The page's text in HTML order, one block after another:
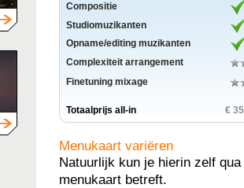
Compositie
Studiomuzikanten
Opname/editing muzikanten
Complexiteit arrangement
Finetuning mixage
Totaalprijs all-in €
Menukaart variëren
Natuurlijk kun je hierin zelf
menukaart betreft.